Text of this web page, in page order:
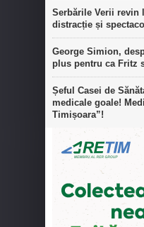
Serbările Verii revin
distracție și
George Simion,
plus pentru ca Fritz
Șeful Casei de
medicale goale!
Timișoara”!